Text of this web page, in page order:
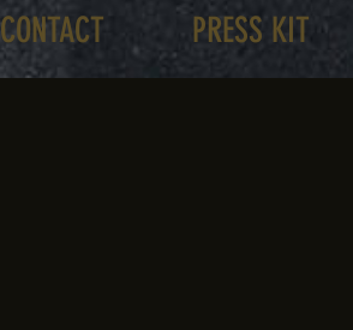
CONTACT PRESS KIT